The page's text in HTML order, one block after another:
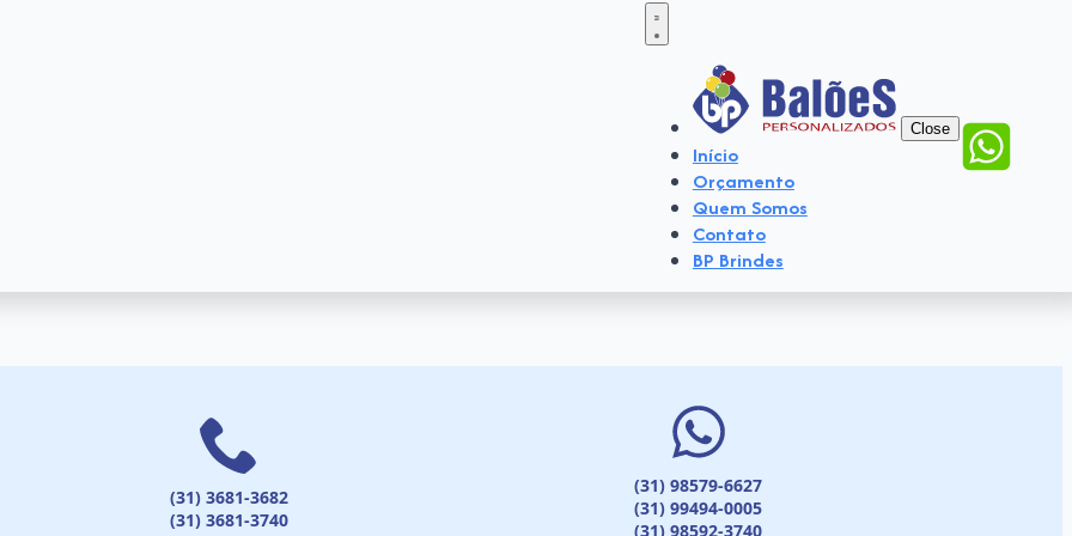
Close
Início
Orçamento
Quem Somos
Contato
BP Brindes
(31) 3681-3682
(31) 3681-3740
(31) 98579-6627
(31) 99494-0005
(31) 98592-3740